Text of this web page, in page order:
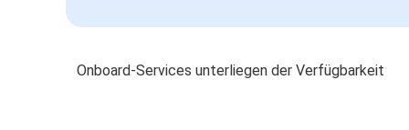
Onboard-Services unterliegen der Verfügbarkeit